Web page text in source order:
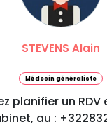
STEVENS Alain
Médecin généraliste
planifier un
au :